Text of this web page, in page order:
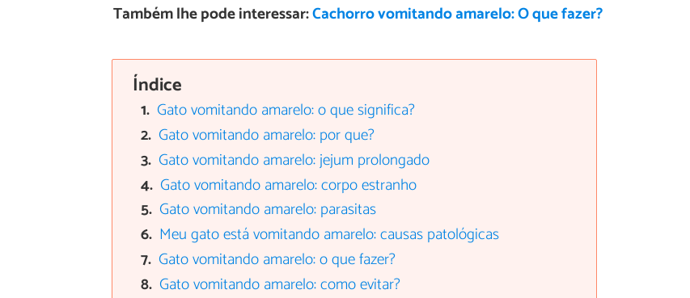
Também lhe pode interessar:Cachorro vomitando amarelo: O que fazer?
Índice
Gato vomitando amarelo: o que significa?
Gato vomitando amarelo: por que?
Gato vomitando amarelo: jejum prolongado
Gato vomitando amarelo: corpo estranho
Gato vomitando amarelo: parasitas
Meu gato está vomitando amarelo: causas patológicas
Gato vomitando amarelo: o que fazer?
Gato vomitando amarelo: como evitar?